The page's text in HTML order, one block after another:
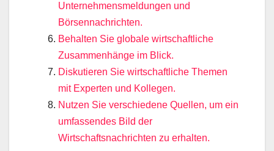
Unternehmensmeldungen und
Börsennachrichten.
Behalten Sie globale wirtschaftliche
Zusammenhänge im Blick.
Diskutieren Sie wirtschaftliche Themen
mit Experten und Kollegen.
Nutzen Sie verschiedene Quellen, um ein
umfassendes Bild der
Wirtschaftsnachrichten zu erhalten.